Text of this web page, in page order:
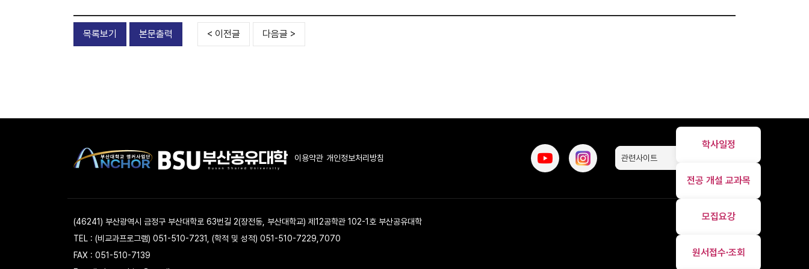
목록보기 본문출력 < 이전글 다음글 >
이용약관 개인정보처리방침 관련사이트
(46241) 부산광역시 금정구 부산대학로 63번길 2(장전동, 부산대학교) 제12공학관 102-1호 부산공유대학
TEL : (비교과프로그램) 051-510-7231, (학적 및 성적) 051-510-7229,7070
FAX : 051-510-7139
학사일정
전공 개설 교과목
모집요강
원서접수∙조회